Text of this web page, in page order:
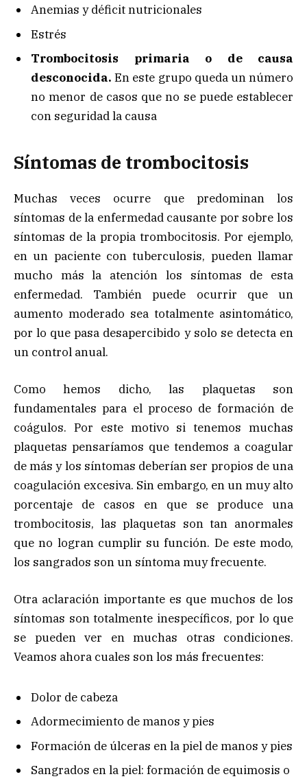
Anemias y déficit nutricionales
Estrés
Trombocitosis primaria o de causa
desconocida. En este grupo queda un número
no menor de casos que no se puede establecer
con seguridad la causa
Síntomas de trombocitosis
Muchas veces ocurre que predominan los
síntomas de la enfermedad causante por sobre los
síntomas de la propia trombocitosis. Por ejemplo,
en un paciente con tuberculosis, pueden llamar
mucho más la atención los síntomas de esta
enfermedad. También puede ocurrir que un
aumento moderado sea totalmente asintomático,
por lo que pasa desapercibido y solo se detecta en
un control anual.
Como hemos dicho, las plaquetas son
fundamentales para el proceso de formación de
coágulos. Por este motivo si tenemos muchas
plaquetas pensaríamos que tendemos a coagular
de más y los síntomas deberían ser propios de una
coagulación excesiva. Sin embargo, en un muy alto
porcentaje de casos en que se produce una
trombocitosis, las plaquetas son tan anormales
que no logran cumplir su función. De este modo,
los sangrados son un síntoma muy frecuente.
Otra aclaración importante es que muchos de los
síntomas son totalmente inespecíficos, por lo que
se pueden ver en muchas otras condiciones.
Veamos ahora cuales son los más frecuentes:
Dolor de cabeza
Adormecimiento de manos y pies
Formación de úlceras en la piel de manos y pies
Sangrados en la piel: formación de equimosis o